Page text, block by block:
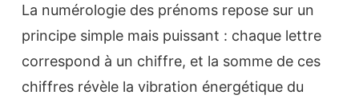
La numérologie des prénoms repose sur un
principe simple mais puissant : chaque lettre
correspond à un chiffre, et la somme de ces
chiffres révèle la vibration énergétique du